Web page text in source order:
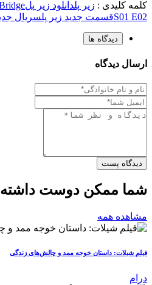
کلمه کلیدی : زیر پلدانلود زیر پل
S01 E02قسمت جدید زیر پلسریال
دیدگاه ها
ارسال دیدگاه
دیدگاه پست
شما ممکن دوست داشته
مشاهده همه
فیلم شیلات: داستان خوجه ممد و چالش‌های زندگی
درام